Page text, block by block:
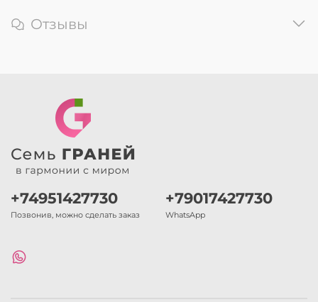
Отзывы
+74951427730
Позвонив, можно сделать заказ
+79017427730
WhatsApp